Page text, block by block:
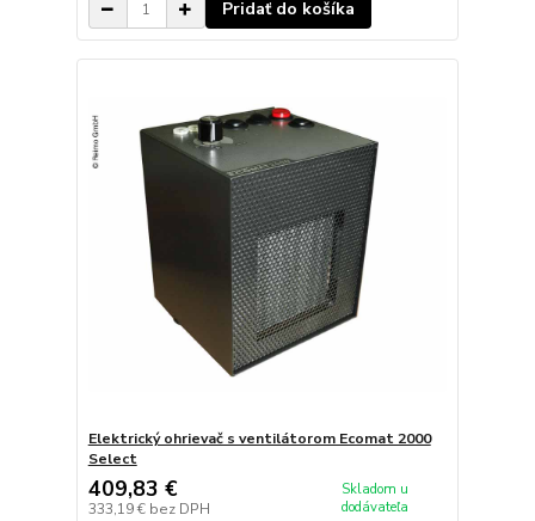
Pridať do košíka
Elektrický ohrievač s ventilátorom Ecomat 2000
Select
409,83 €
333,19 € bez DPH
Skladom u
dodávateľa